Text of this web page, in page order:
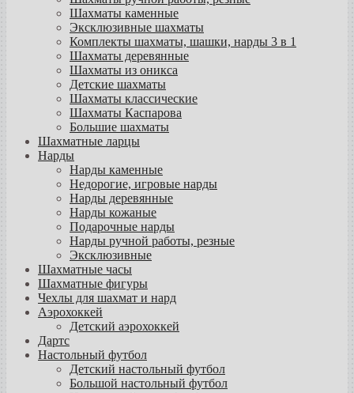
Шахматы каменные
Эксклюзивные шахматы
Комплекты шахматы, шашки, нарды 3 в 1
Шахматы деревянные
Шахматы из оникса
Детские шахматы
Шахматы классические
Шахматы Каспарова
Большие шахматы
Шахматные ларцы
Нарды
Нарды каменные
Недорогие, игровые нарды
Нарды деревянные
Нарды кожаные
Подарочные нарды
Нарды ручной работы, резные
Эксклюзивные
Шахматные часы
Шахматные фигуры
Чехлы для шахмат и нард
Аэрохоккей
Детский аэрохоккей
Дартс
Настольный футбол
Детский настольный футбол
Большой настольный футбол